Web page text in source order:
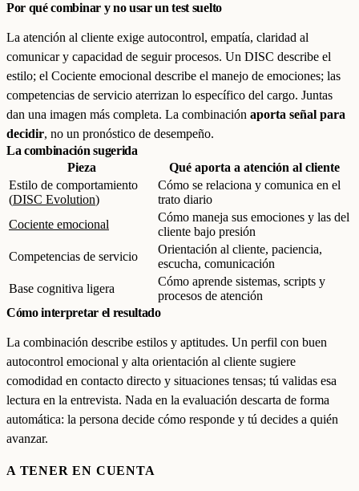
Por qué combinar y no usar un test suelto
La atención al cliente exige autocontrol, empatía, claridad al
comunicar y capacidad de seguir procesos. Un DISC describe el
estilo; el Cociente emocional describe el manejo de emociones; las
competencias de servicio aterrizan lo específico del cargo. Juntas
dan una imagen más completa. La combinación aporta señal para
decidir, no un pronóstico de desempeño.
La combinación sugerida
Pieza
Qué aporta a atención al cliente
Estilo de comportamiento
(DISC Evolution)
Cómo se relaciona y comunica en el
trato diario
Cociente emocional
Cómo maneja sus emociones y las del
cliente bajo presión
Competencias de servicio
Orientación al cliente, paciencia,
escucha, comunicación
Base cognitiva ligera
Cómo aprende sistemas, scripts y
procesos de atención
Cómo interpretar el resultado
La combinación describe estilos y aptitudes. Un perfil con buen
autocontrol emocional y alta orientación al cliente sugiere
comodidad en contacto directo y situaciones tensas; tú validas esa
lectura en la entrevista. Nada en la evaluación descarta de forma
automática: la persona decide cómo responde y tú decides a quién
avanzar.
A TENER EN CUENTA